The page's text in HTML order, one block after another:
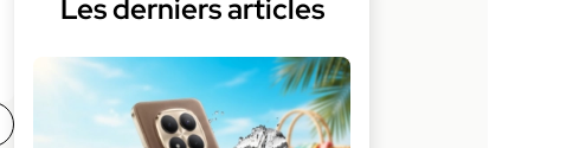
Les derniers articles